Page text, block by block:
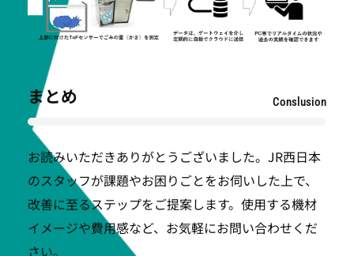
まとめ Conslusion
お読みいただきありがとうございました。JR西日本
のスタッフが課題やお困りごとをお伺いした上で、
改善に至るステップをご提案します。使用する機材
イメージや費用感など、お気軽にお問い合わせくだ
さい。